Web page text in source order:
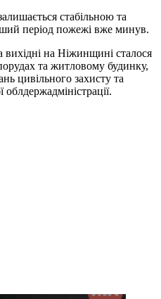
стабільною та
період пожежі вже минув.
на Ніжинщині сталося
та житловому будинку,
цивільного захисту та
облдержадміністрації.